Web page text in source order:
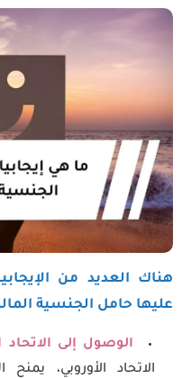
هناك العديد من
عليها حامل الجنسية
الوصول إلى الاتحاد
الاتحاد الأوروبي،